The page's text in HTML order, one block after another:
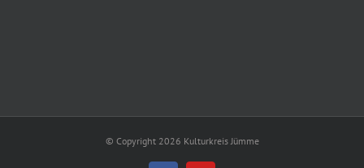
© Copyright 2026 Kulturkreis Jümme